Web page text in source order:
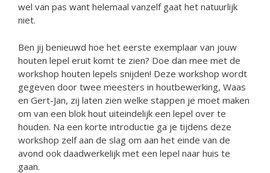
wel van pas want helemaal vanzelf gaat het natuurlijk
niet.
Ben jij benieuwd hoe het eerste exemplaar van jouw
houten lepel eruit komt te zien? Doe dan mee met de
workshop houten lepels snijden! Deze workshop wordt
gegeven door twee meesters in houtbewerking, Waas
en Gert-Jan, zij laten zien welke stappen je moet maken
om van een blok hout uiteindelijk een lepel over te
houden. Na een korte introductie ga je tijdens deze
workshop zelf aan de slag om aan het einde van de
avond ook daadwerkelijk met een lepel naar huis te
gaan.